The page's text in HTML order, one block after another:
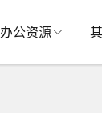
办公资源